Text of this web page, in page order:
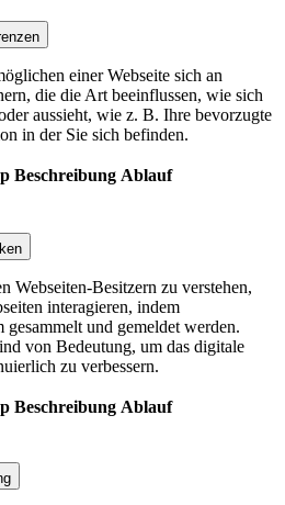
einer Webseite sich an
die die Art beeinflussen, wie sich
aussieht, wie z. B. Ihre bevorzugte
in der Sie sich befinden.
Beschreibung Ablauf
Webseiten-Besitzern zu verstehen,
interagieren, indem
und gemeldet werden.
von Bedeutung, um das digitale
zu verbessern.
Beschreibung Ablauf